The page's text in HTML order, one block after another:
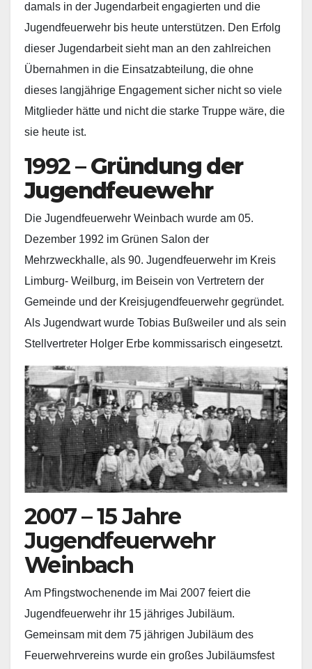
damals in der Jugendarbeit engagierten und die
Jugendfeuerwehr bis heute unterstützen. Den Erfolg
dieser Jugendarbeit sieht man an den zahlreichen
Übernahmen in die Einsatzabteilung, die ohne
dieses langjährige Engagement sicher nicht so viele
Mitglieder hätte und nicht die starke Truppe wäre, die
sie heute ist.
1992 –Gründung der
Jugendfeuewehr
Die Jugendfeuerwehr Weinbach wurde am 05.
Dezember 1992 im Grünen Salon der
Mehrzweckhalle, als 90. Jugendfeuerwehr im Kreis
Limburg- Weilburg, im Beisein von Vertretern der
Gemeinde und der Kreisjugendfeuerwehr gegründet.
Als Jugendwart wurde Tobias Bußweiler und als sein
Stellvertreter Holger Erbe kommissarisch eingesetzt.
2007 – 15 Jahre
Jugendfeuerwehr
Weinbach
Am Pfingstwochenende im Mai 2007 feiert die
Jugendfeuerwehr ihr 15 jähriges Jubiläum.
Gemeinsam mit dem 75 jährigen Jubiläum des
Feuerwehrvereins wurde ein großes Jubiläumsfest